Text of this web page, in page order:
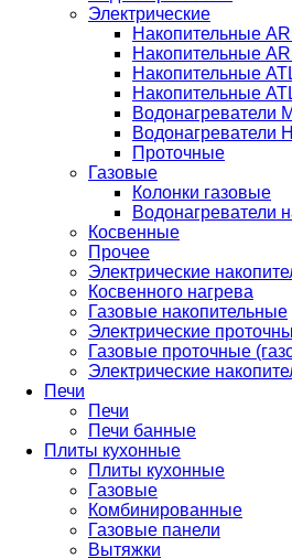
Электрические
Накопительные
Накопительные
Накопительные
Накопительные
Водонагреватели
Водонагреватели
Проточные
Газовые
Колонки газовые
Водонагреватели
Косвенные
Прочее
Электрические
Косвенного нагрева
Газовые накопительные
Электрические
Газовые проточные
Электрические
Печи
Печи
Печи банные
Плиты кухонные
Плиты кухонные
Газовые
Комбинированные
Газовые панели
Вытяжки